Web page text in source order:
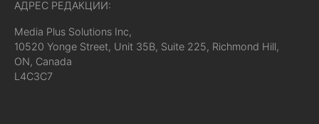
АДРЕС РЕДАКЦИИ:
Media Plus Solutions Inc,
10520 Yonge Street, Unit 35B, Suite 225, Richmond Hill,
ON, Canada
L4C3C7